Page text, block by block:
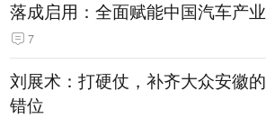
落成启用：全面赋能中国汽车产业
7
刘展术：打硬仗，补齐大众安徽的
错位